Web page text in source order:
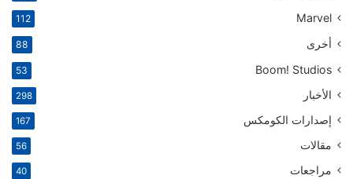
Marvel
112
أخرى 88
Boom! Studios
53
الأخبار 298
إصدارات الكومكس 167
مقالات 56
مراجعات 40